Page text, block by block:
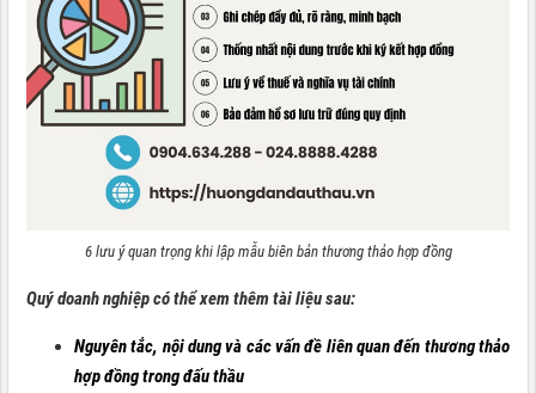
6 lưu ý quan trọng khi lập mẫu biên bản thương thảo hợp đồng
Quý doanh nghiệp có thể xem thêm tài liệu sau:
Nguyên tắc, nội dung và các vấn đề liên quan đến thương thảo
hợp đồng trong đấu thầu